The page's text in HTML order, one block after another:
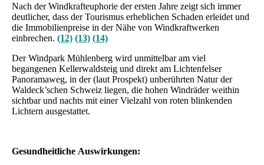
Nach der Windkrafteuphorie der ersten Jahre zeigt sich immer
deutlicher, dass der Tourismus erheblichen Schaden erleidet und
die Immobilienpreise in der Nähe von Windkraftwerken
einbrechen. (12) (13) (14)
Der Windpark Mühlenberg wird unmittelbar am viel
begangenen Kellerwaldsteig und direkt am Lichtenfelser
Panoramaweg, in der (laut Prospekt) unberührten Natur der
Waldeck’schen Schweiz liegen, die hohen Windräder weithin
sichtbar und nachts mit einer Vielzahl von roten blinkenden
Lichtern ausgestattet.
Gesundheitliche Auswirkungen: